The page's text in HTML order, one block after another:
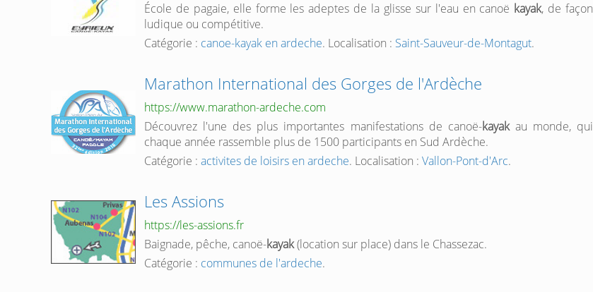
École de pagaie, elle forme les adeptes de la glisse sur l'eau en canoë kayak, de façon
ludique ou compétitive.
Catégorie : canoe-kayak en ardeche. Localisation : Saint-Sauveur-de-Montagut.
Marathon International des Gorges de l'Ardèche
https://www.marathon-ardeche.com
Découvrez l'une des plus importantes manifestations de canoë-kayakau monde, qui
chaque année rassemble plus de 1500 participants en Sud Ardèche.
Catégorie : activites de loisirs en ardeche. Localisation : Vallon-Pont-d'Arc.
Les Assions
https://les-assions.fr
Baignade, pêche, canoë-kayak(location sur place) dans le Chassezac.
Catégorie : communes de l'ardeche.